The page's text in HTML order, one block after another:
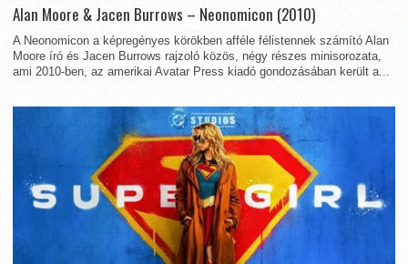
Alan Moore & Jacen Burrows – Neonomicon (2010)
A Neonomicon a képregényes körökben afféle félistennek számító Alan
Moore író és Jacen Burrows rajzoló közös, négy részes minisorozata,
ami 2010-ben, az amerikai Avatar Press kiadó gondozásában került a...